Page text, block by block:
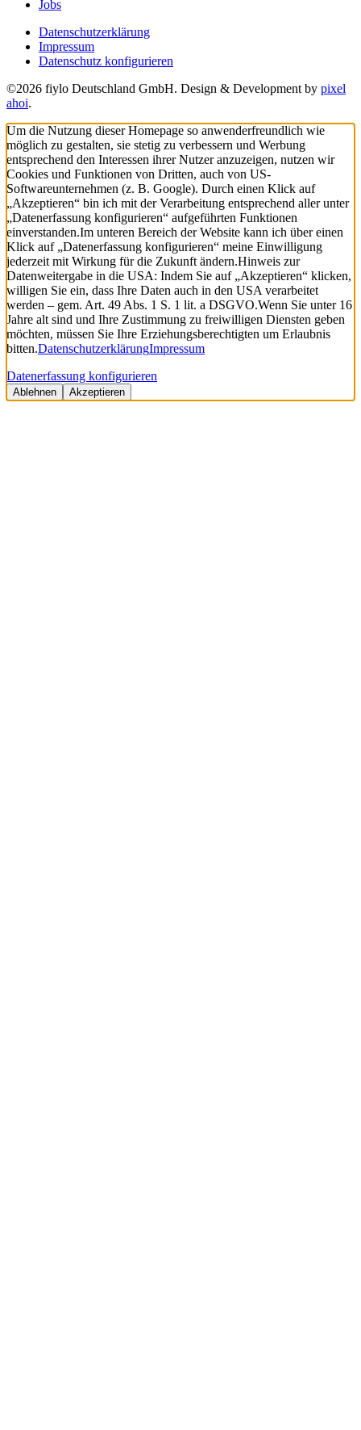
Jobs
Datenschutzerklärung
Impressum
Datenschutz konfigurieren
©2026 fiylo Deutschland GmbH. Design & Development by pixel
ahoi.
Um die Nutzung dieser Homepage so anwenderfreundlich wie
möglich zu gestalten, sie stetig zu verbessern und Werbung
entsprechend den Interessen ihrer Nutzer anzuzeigen, nutzen wir
Cookies und Funktionen von Dritten, auch von US-
Softwareunternehmen (z. B. Google). Durch einen Klick auf
„Akzeptieren“ bin ich mit der Verarbeitung entsprechend aller unter
„Datenerfassung konfigurieren“ aufgeführten Funktionen
einverstanden.Im unteren Bereich der Website kann ich über einen
Klick auf „Datenerfassung konfigurieren“ meine Einwilligung
jederzeit mit Wirkung für die Zukunft ändern.Hinweis zur
Datenweitergabe in die USA: Indem Sie auf „Akzeptieren“ klicken,
willigen Sie ein, dass Ihre Daten auch in den USA verarbeitet
werden – gem. Art. 49 Abs. 1 S. 1 lit. a DSGVO.Wenn Sie unter 16
Jahre alt sind und Ihre Zustimmung zu freiwilligen Diensten geben
möchten, müssen Sie Ihre Erziehungsberechtigten um Erlaubnis
bitten.DatenschutzerklärungImpressum
Datenerfassung konfigurieren
Ablehnen Akzeptieren